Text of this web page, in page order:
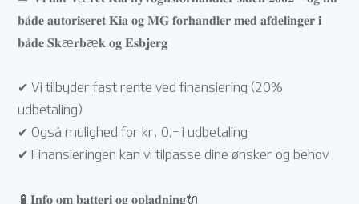
𝐛𝐚̊𝐝𝐞 𝐚𝐮𝐭𝐨𝐫𝐢𝐬𝐞𝐫𝐞𝐭 𝐊𝐢𝐚 𝐨𝐠 𝐌𝐆 𝐟𝐨𝐫𝐡𝐚𝐧𝐝𝐥𝐞𝐫 𝐦𝐞𝐝 𝐚𝐟𝐝𝐞𝐥𝐢𝐧𝐠𝐞𝐫 𝐢
𝐛𝐚̊𝐝𝐞 𝐒𝐤æ𝐫𝐛æ𝐤 𝐨𝐠 𝐄𝐬𝐛𝐣𝐞𝐫𝐠
✔ Vi tilbyder fast rente ved finansiering (20%
udbetaling)
✔ Også mulighed for kr. 0,- i udbetaling
✔ Finansieringen kan vi tilpasse dine ønsker og behov
🔋𝐈𝐧𝐟𝐨 𝐨𝐦 𝐛𝐚𝐭𝐭𝐞𝐫𝐢 𝐨𝐠 𝐨𝐩𝐥𝐚𝐝𝐧𝐢𝐧𝐠🔌